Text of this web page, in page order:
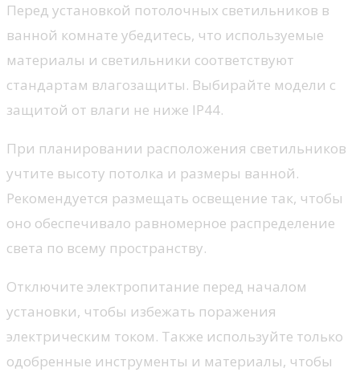
Перед установкой потолочных светильников в
ванной комнате убедитесь, что используемые
материалы и светильники соответствуют
стандартам влагозащиты. Выбирайте модели с
защитой от влаги не ниже IP44.
При планировании расположения светильников
учтите высоту потолка и размеры ванной.
Рекомендуется размещать освещение так, чтобы
оно обеспечивало равномерное распределение
света по всему пространству.
Отключите электропитание перед началом
установки, чтобы избежать поражения
электрическим током. Также используйте только
одобренные инструменты и материалы, чтобы